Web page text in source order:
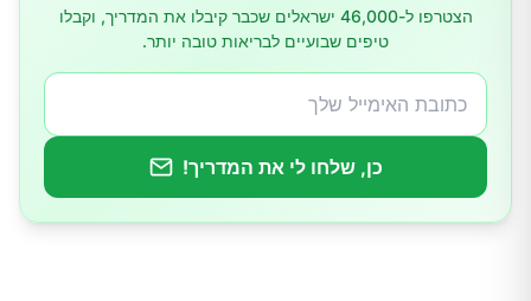
במקרה הצורך: התייעצו עם רופא
הצטרפו ל-46,000 ישראלים שכבר קיבלו את המדריך, וקבלו
טיפים שבועיים לבריאות טובה יותר.
כן, שלחו לי את המדריך!